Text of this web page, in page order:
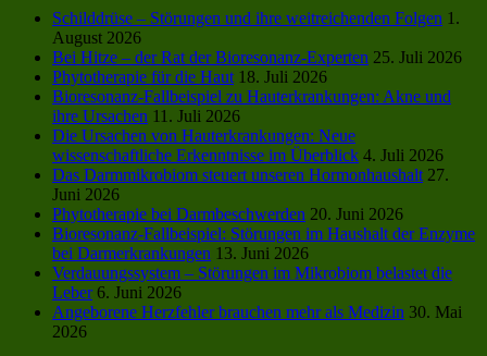
Schilddrüse – Störungen und ihre weitreichenden Folgen 1.
August 2026
Bei Hitze – der Rat der Bioresonanz-Experten 25. Juli 2026
Phytotherapie für die Haut 18. Juli 2026
Bioresonanz-Fallbeispiel zu Hauterkrankungen: Akne und
ihre Ursachen 11. Juli 2026
Die Ursachen von Hauterkrankungen: Neue
wissenschaftliche Erkenntnisse im Überblick 4. Juli 2026
Das Darmmikrobiom steuert unseren Hormonhaushalt 27.
Juni 2026
Phytotherapie bei Darmbeschwerden 20. Juni 2026
Bioresonanz-Fallbeispiel: Störungen im Haushalt der Enzyme
bei Darmerkrankungen 13. Juni 2026
Verdauungssystem – Störungen im Mikrobiom belastet die
Leber 6. Juni 2026
Angeborene Herzfehler brauchen mehr als Medizin 30. Mai
2026